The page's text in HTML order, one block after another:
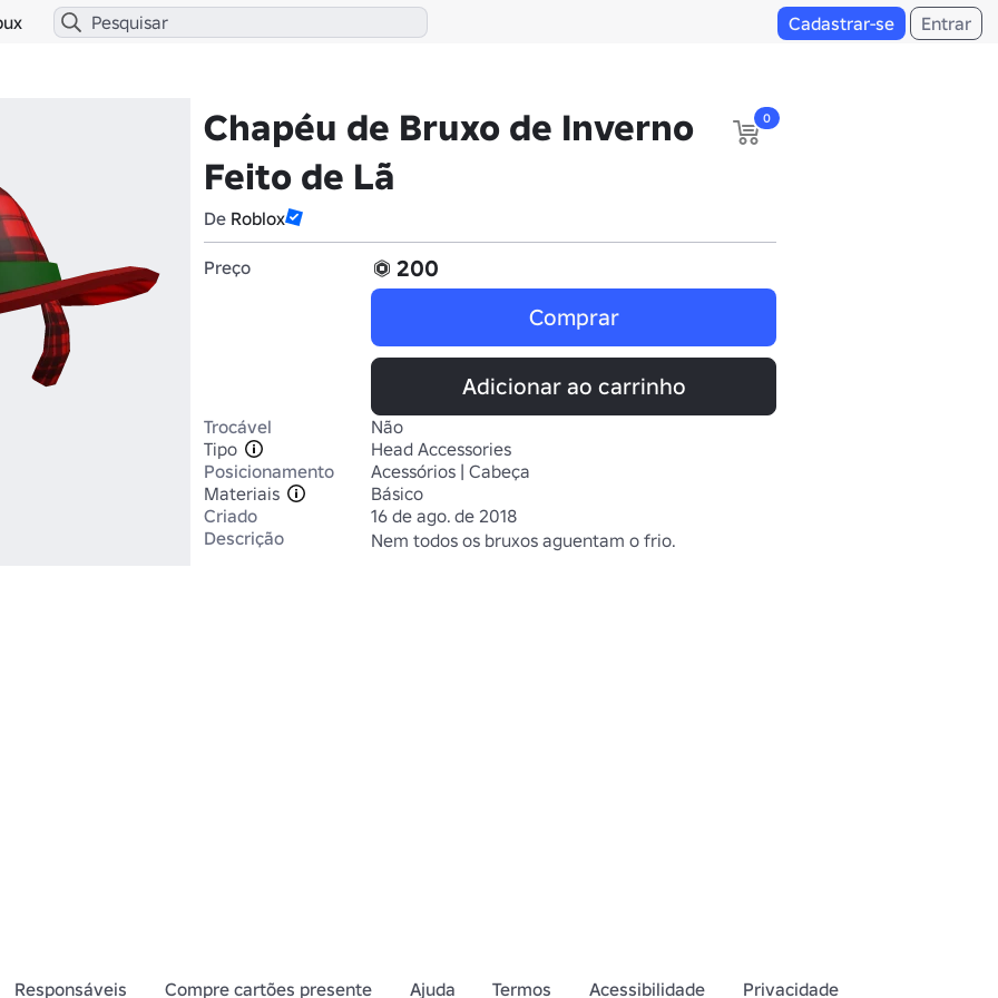
Cadastrar-se Entrar
Chapéu de Bruxo de Inverno
Feito de Lã
De Roblox
0
Preço
200
Comprar
Adicionar ao carrinho
Trocável
Não
Tipo
Head Accessories
Posicionamento
Acessórios | Cabeça
Materiais
Básico
Criado
16 de ago. de 2018
Descrição
Nem todos os bruxos aguentam o frio.
Responsáveis Compre cartões presente Ajuda Termos Acessibilidade Privacidade